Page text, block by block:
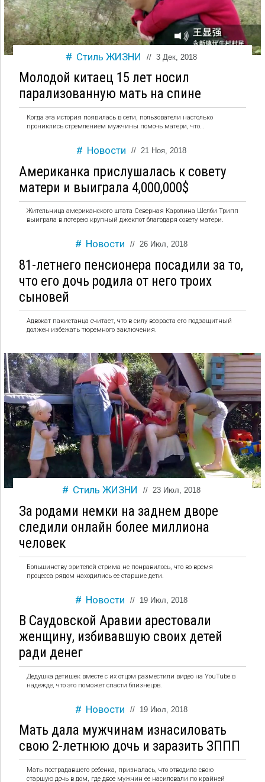
Стиль ЖИЗНИ // 3 Дек, 2018
Молодой китаец 15 лет носил
парализованную мать на спине
Когда эта история появилась в сети, пользователи настолько
прониклись стремлением мужчины помочь матери, что…
Новости // 21 Ноя, 2018
Американка прислушалась к совету
матери и выиграла 4,000,000$
Жительница американского штата Северная Каролина Шелби Трипп
выиграла в лотерею крупный джекпот благодаря совету матери.
Новости // 26 Июл, 2018
81-летнего пенсионера посадили за то,
что его дочь родила от него троих
сыновей
Адвокат пакистанца считает, что в силу возраста его подзащитный
должен избежать тюремного заключения.
Стиль ЖИЗНИ // 23 Июл, 2018
За родами немки на заднем дворе
следили онлайн более миллиона
человек
Большинству зрителей стрима не понравилось, что во время
процесса рядом находились ее старшие дети.
Новости // 19 Июл, 2018
В Саудовской Аравии арестовали
женщину, избивавшую своих детей
ради денег
Дедушка детишек вместе с их отцом разместили видео на YouTube в
надежде, что это поможет спасти близнецов.
Новости // 19 Июл, 2018
Мать дала мужчинам изнасиловать
свою 2-летнюю дочь и заразить ЗППП
Мать пострадавшего ребенка, призналась, что отводила свою
старшую дочь в дом, где двое мужчин ее насиловали по крайней